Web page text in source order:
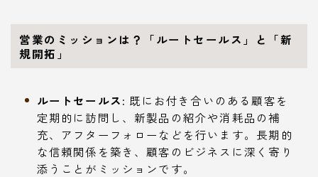
営業のミッションは？「ルートセールス」と「新
規開拓」
ルートセールス: 既にお付き合いのある顧客を
定期的に訪問し、新製品の紹介や消耗品の補
充、アフターフォローなどを行います。長期的
な信頼関係を築き、顧客のビジネスに深く寄り
添うことがミッションです。